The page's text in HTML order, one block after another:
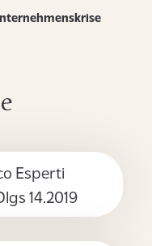
Esperti
14.2019